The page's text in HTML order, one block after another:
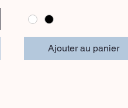
Ajouter au panier